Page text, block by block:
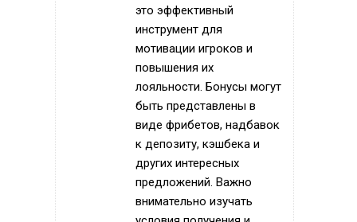
это эффективный
инструмент для
мотивации игроков и
повышения их
лояльности. Бонусы могут
быть представлены в
виде фрибетов, надбавок
к депозиту, кэшбека и
других интересных
предложений. Важно
внимательно изучать